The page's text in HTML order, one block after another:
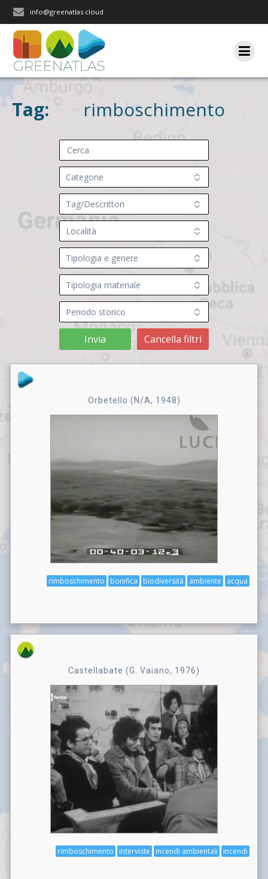
info@greenatlas.cloud
Tag: rimboschimento
Invia Cancella filtri
Orbetello (N/A, 1948)
acqua
ambiente
biodiversità
bonifica
rimboschimento
Castellabate (G. Vaiano, 1976)
incendi
incendi ambientali
interviste
rimboschimento